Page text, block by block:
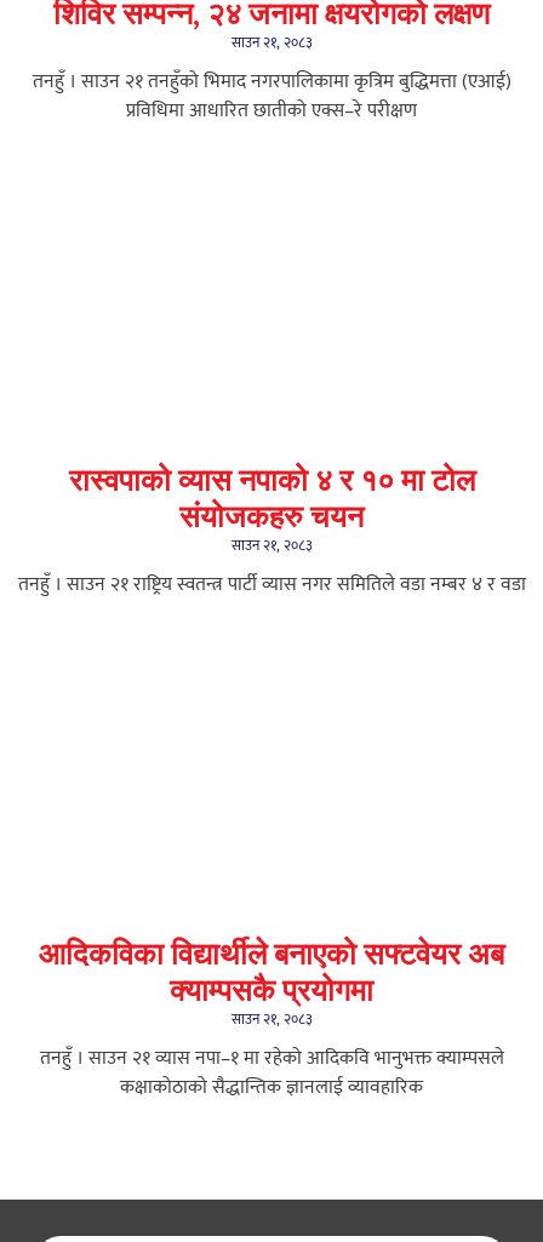
शिविर सम्पन्न, २४ जनामा क्षयरोगको लक्षण
साउन २१, २०८३
तनहुँ । साउन २१ तनहुँको भिमाद नगरपालिकामा कृत्रिम बुद्धिमत्ता (एआई)
प्रविधिमा आधारित छातीको एक्स–रे परीक्षण
रास्वपाको व्यास नपाको ४ र १० मा टोल
संयोजकहरु चयन
साउन २१, २०८३
तनहुँ । साउन २१ राष्ट्रिय स्वतन्त्र पार्टी व्यास नगर समितिले वडा नम्बर ४ र वडा
आदिकविका विद्यार्थीले बनाएको सफ्टवेयर अब
क्याम्पसकै प्रयोगमा
साउन २१, २०८३
तनहुँ । साउन २१ ​व्यास नपा–१ मा रहेको आदिकवि भानुभक्त क्याम्पसले
कक्षाकोठाको सैद्धान्तिक ज्ञानलाई व्यावहारिक